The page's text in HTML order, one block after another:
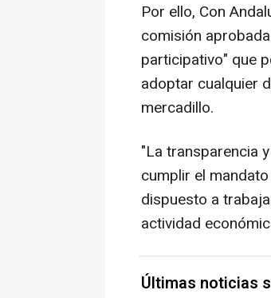
Por ello, Con
comisión
participativo" que
adoptar cualquier
mercadillo.
"La transparencia
cumplir el
dispuesto a
actividad
Últimas noticias